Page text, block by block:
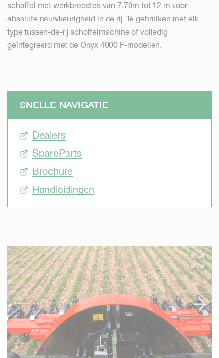
schoffel met werkbreedtes van 7.70m tot 12 m voor
absolute nauwkeurigheid in de rij. Te gebruiken met elk
type tussen-de-rij schoffelmachine of volledig
geïntegreerd met de Onyx 4000 F-modellen.
SNELLE NAVIGATIE
Dealers
SpareParts
Brochure
Handleidingen